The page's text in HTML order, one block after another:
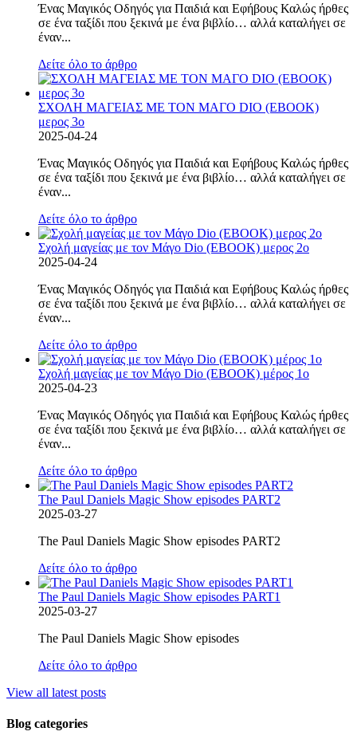
Ένας Μαγικός Οδηγός για Παιδιά και Εφήβους Καλώς ήρθες
σε ένα ταξίδι που ξεκινά με ένα βιβλίο… αλλά καταλήγει σε
έναν...
Δείτε όλο το άρθρο
ΣΧΟΛΗ ΜΑΓΕΙΑΣ ΜΕ ΤΟΝ ΜΑΓΟ DIO (EBOOK)
μερος 3ο
2025-04-24
Ένας Μαγικός Οδηγός για Παιδιά και Εφήβους Καλώς ήρθες
σε ένα ταξίδι που ξεκινά με ένα βιβλίο… αλλά καταλήγει σε
έναν...
Δείτε όλο το άρθρο
Σχολή μαγείας με τον Μάγο Dio (EBOOK) μερος 2ο
2025-04-24
Ένας Μαγικός Οδηγός για Παιδιά και Εφήβους Καλώς ήρθες
σε ένα ταξίδι που ξεκινά με ένα βιβλίο… αλλά καταλήγει σε
έναν...
Δείτε όλο το άρθρο
Σχολή μαγείας με τον Μάγο Dio (EBOOK) μέρος 1ο
2025-04-23
Ένας Μαγικός Οδηγός για Παιδιά και Εφήβους Καλώς ήρθες
σε ένα ταξίδι που ξεκινά με ένα βιβλίο… αλλά καταλήγει σε
έναν...
Δείτε όλο το άρθρο
The Paul Daniels Magic Show episodes PART2
2025-03-27
The Paul Daniels Magic Show episodes PART2
Δείτε όλο το άρθρο
The Paul Daniels Magic Show episodes PART1
2025-03-27
The Paul Daniels Magic Show episodes
Δείτε όλο το άρθρο
View all latest posts
Blog categories